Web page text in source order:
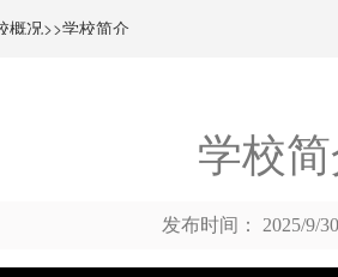
概况>>学校简介
学校
发布时间： 2025/9/